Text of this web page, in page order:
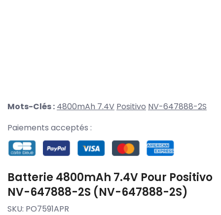
Mots-Clés : 4800mAh 7.4V Positivo NV-647888-2S
Paiements acceptés :
Batterie 4800mAh 7.4V Pour Positivo
NV-647888-2S (NV-647888-2S)
SKU: PO7591APR